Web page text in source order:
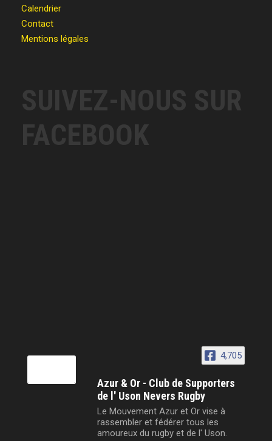
Calendrier
Contact
Mentions légales
SUIVEZ-NOUS SUR
FACEBOOK
4,705
Azur & Or - Club de Supporters
de l' Uson Nevers Rugby
Le Mouvement Azur et Or vise à
rassembler et fédérer tous les
amoureux du rugby et de l' Uson.